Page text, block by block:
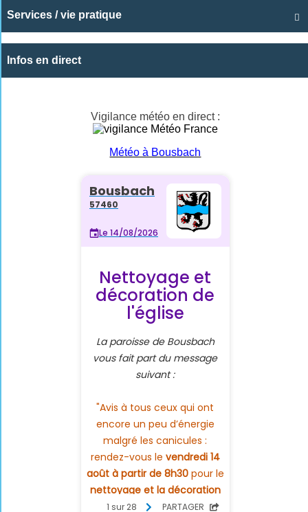

Services / vie pratique
Infos en direct
Vigilance météo en direct :
Météo à Bousbach